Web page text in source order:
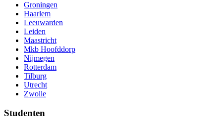
Groningen
Haarlem
Leeuwarden
Leiden
Maastricht
Mkb Hoofddorp
Nijmegen
Rotterdam
Tilburg
Utrecht
Zwolle
Studenten